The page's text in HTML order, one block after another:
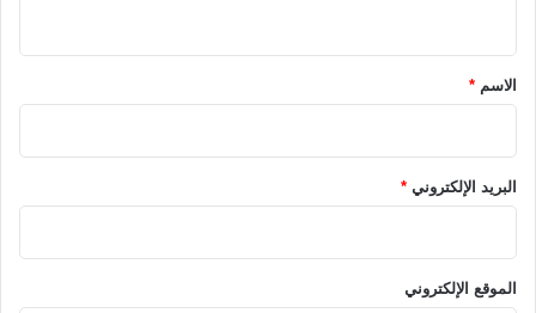
*الاسم *
البريد الإلكتروني *
الموقع الإلكتروني